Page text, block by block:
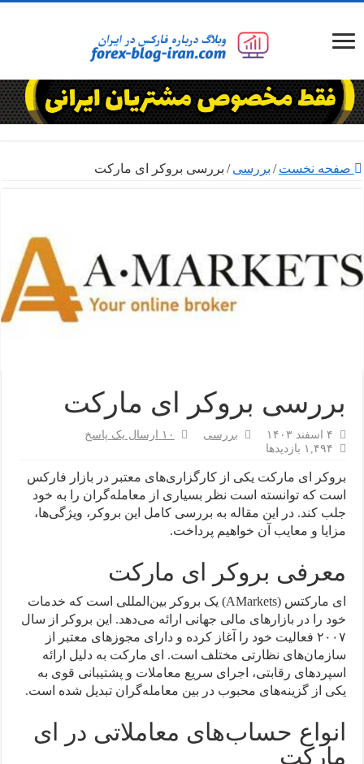
صفحه نخست / بررسی / بررسی بروکر ای مارکت
بررسی بروکر ای مارکت
۴ اسفند ۱۴۰۳ بررسی
۱۰ ارسال یک پاسخ
۱,۴۹۴ بازدیدها
بروکر ای مارکت یکی از کارگزاری‌های معتبر در بازار فارکس
است که توانسته است نظر بسیاری از معامله‌گران را به خود
جلب کند. در این مقاله به بررسی کامل این بروکر، ویژگی‌ها،
مزایا و معایب آن خواهیم پرداخت.
معرفی بروکر ای مارکت
ای مارکتس (AMarkets) یک بروکر بین‌المللی است که خدمات
خود را در بازارهای مالی جهانی ارائه می‌دهد. این بروکر از سال
۲۰۰۷ فعالیت خود را آغاز کرده و دارای مجوزهای معتبر از
سازمان‌های نظارتی مختلف است. ای مارکت به دلیل ارائه
اسپردهای رقابتی، اجرای سریع معاملات و پشتیبانی قوی به
یکی از گزینه‌های محبوب در بین معامله‌گران تبدیل شده است.
انواع حساب‌های معاملاتی در ای
مارکت